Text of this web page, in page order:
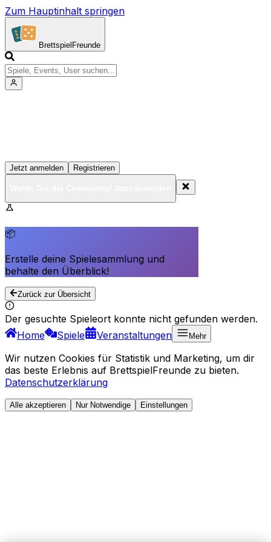
Zum Hauptinhalt springen
Brettspiel Freunde
Jetzt anmelden Registrieren
📦
Erstelle deine Spielesammlung und
behalte den Überblick!
Zurück zur Übersicht
Der gesuchte Spieleort konnte nicht gefunden werden.
Home
Spiele Veranstaltungen Mehr
Wir nutzen Cookies für Statistik und Marketing, um dir
das beste Erlebnis auf BrettspielFreunde zu bieten.
Datenschutzerklärung
Alle akzeptieren Nur Notwendige Einstellungen